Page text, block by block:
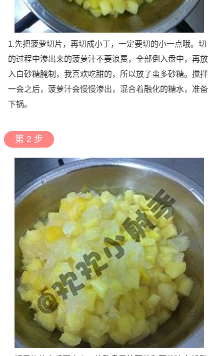
1.先把菠萝切片，再切成小丁，一定要切的小一点哦。切
的过程中渗出来的菠萝汁不要浪费，全部倒入盘中，再放
入白砂糖腌制，我喜欢吃甜的，所以放了蛮多砂糖。搅拌
一会之后，菠萝汁会慢慢渗出，混合着融化的糖水，准备
下锅。
第 2 步